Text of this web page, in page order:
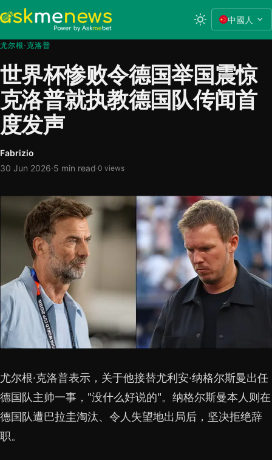
中國人
尤尔根·克洛普
世界杯惨败令德国举国震惊
克洛普就执教德国队传闻首
度发声
Fabrizio
30 Jun 2026·5 min read·0 views
尤尔根·克洛普表示，关于他接替尤利安·纳格尔斯曼出任
德国队主帅一事，"没什么好说的"。纳格尔斯曼本人则在
德国队遭巴拉圭淘汰、令人失望地出局后，坚决拒绝辞
职。